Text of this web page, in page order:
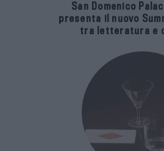
San Domenico
presenta il nuovo
tra letteratura e